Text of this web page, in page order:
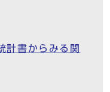
計書からみる関